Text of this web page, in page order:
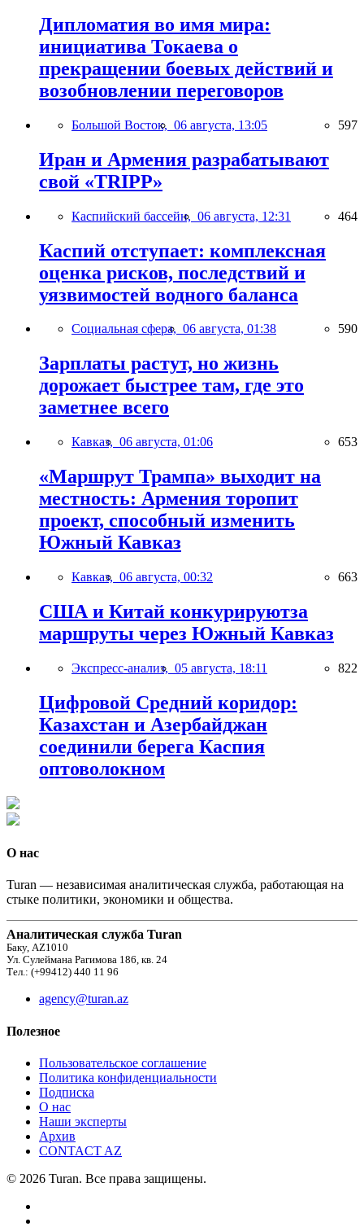
Дипломатия во имя мира:
инициатива Токаева о
прекращении боевых действий и
возобновлении переговоров
Большой Восток, 06 августа, 13:05 597
Иран и Армения разрабатывают
свой «TRIPP»
Каспийский бассейн, 06 августа, 12:31 464
Каспий отступает: комплексная
оценка рисков, последствий и
уязвимостей водного баланса
Социальная сфера, 06 августа, 01:38 590
Зарплаты растут, но жизнь
дорожает быстрее там, где это
заметнее всего
Кавказ, 06 августа, 01:06 653
«Маршрут Трампа» выходит на
местность: Армения торопит
проект, способный изменить
Южный Кавказ
Кавказ, 06 августа, 00:32 663
США и Китай конкурируютза
маршруты через Южный Кавказ
Экспресс-анализ, 05 августа, 18:11 822
Цифровой Средний коридор:
Казахстан и Азербайджан
соединили берега Каспия
оптоволокном
О нас
Turan — независимая аналитическая служба, работающая на
стыке политики, экономики и общества.
Аналитическая служба Turan
Баку, AZ1010
Ул. Сулеймана Рагимова 186, кв. 24
Тел.: (+99412) 440 11 96
agency@turan.az
Полезное
Пользовательское соглашение
Политика конфиденциальности
Подписка
О нас
Наши эксперты
Архив
CONTACT AZ
© 2026 Turan. Все права защищены.